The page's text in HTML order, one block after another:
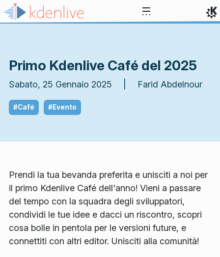
Passa al contenuto
Primo Kdenlive Café del 2025
Sabato, 25 Gennaio 2025 | Farid Abdelnour
#Café #Evento
Prendi la tua bevanda preferita e unisciti a noi per
il primo Kdenlive Café dell'anno! Vieni a passare
del tempo con la squadra degli sviluppatori,
condividi le tue idee e dacci un riscontro, scopri
cosa bolle in pentola per le versioni future, e
connettiti con altri editor. Unisciti alla comunità!